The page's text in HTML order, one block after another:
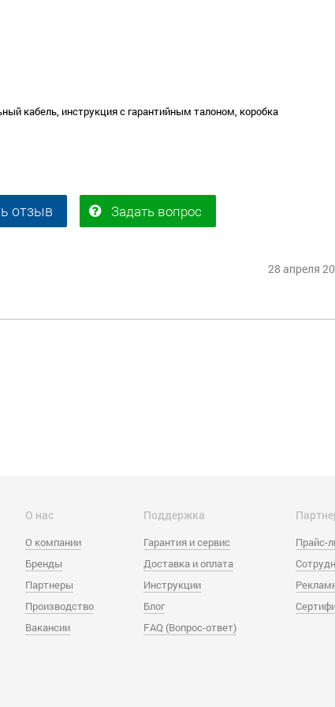
кабель, инструкция с гарантийным талоном, коробка
отзыв Задать вопрос
28 апреля
О нас
О компании
Бренды
Партнеры
Производство
Вакансии
Поддержка
Гарантия и сервис
Доставка и оплата
Инструкции
Блог
FAQ (Вопрос-ответ)
Прайс-